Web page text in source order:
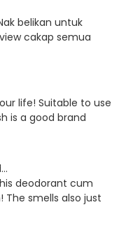
belikan untuk
cakap semua
life! Suitable to use
is a good brand
deodorant cum
smells also just